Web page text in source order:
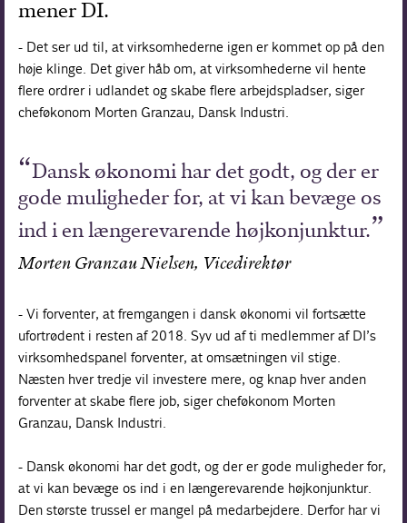
mener DI.
- Det ser ud til, at virksomhederne igen er kommet op på den
høje klinge. Det giver håb om, at virksomhederne vil hente
flere ordrer i udlandet og skabe flere arbejdspladser, siger
cheføkonom Morten Granzau, Dansk Industri.
Dansk økonomi har det godt, og der er
gode muligheder for, at vi kan bevæge os
ind i en længerevarende højkonjunktur.
Morten Granzau Nielsen, Vicedirektør
- Vi forventer, at fremgangen i dansk økonomi vil fortsætte
ufortrødent i resten af 2018. Syv ud af ti medlemmer af DI’s
virksomhedspanel forventer, at omsætningen vil stige.
Næsten hver tredje vil investere mere, og knap hver anden
forventer at skabe flere job, siger cheføkonom Morten
Granzau, Dansk Industri.
- Dansk økonomi har det godt, og der er gode muligheder for,
at vi kan bevæge os ind i en længerevarende højkonjunktur.
Den største trussel er mangel på medarbejdere. Derfor har vi